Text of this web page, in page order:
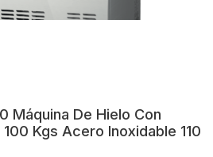
Máquina De Hielo Con
Kgs Acero Inoxidable 110